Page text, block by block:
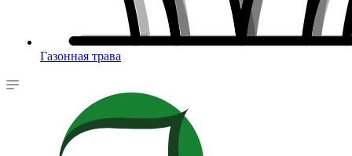
Газонная трава